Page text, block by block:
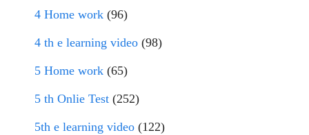
4 Home work (96)
4 th e learning video (98)
5 Home work (65)
5 th Onlie Test (252)
5th e learning video (122)